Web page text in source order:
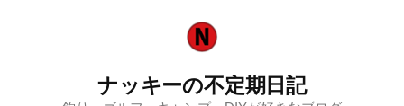
ナッキーの不定期日記